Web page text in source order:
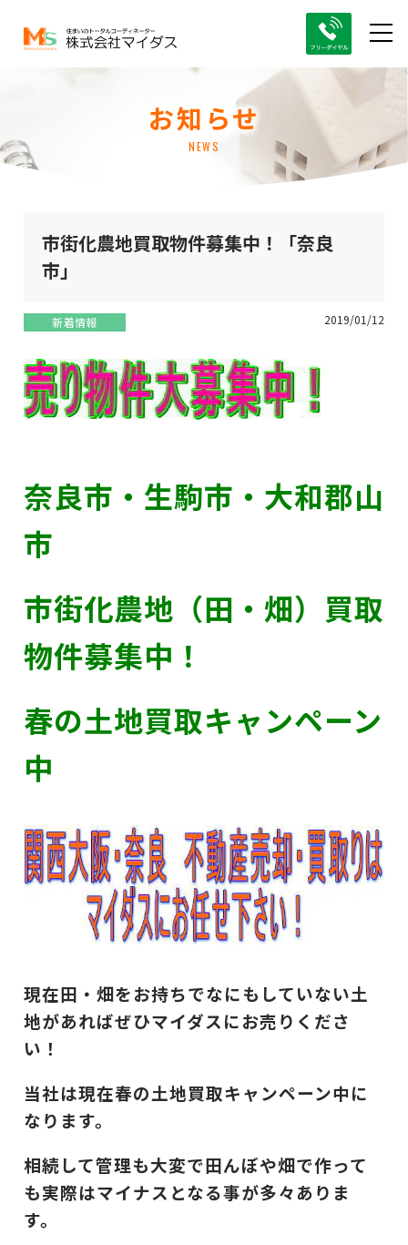
お知らせ
NEWS
市街化農地買取物件募集中！「奈良
市」
新着情報 2019/01/12
奈良市・生駒市・大和郡山
市
市街化農地（田・畑）買取
物件募集中！
春の土地買取キャンペーン
中
現在田・畑をお持ちでなにもしていない土
地があればぜひマイダスにお売りくださ
い！
当社は現在春の土地買取キャンペーン中に
なります。
相続して管理も大変で田んぼや畑で作って
も実際はマイナスとなる事が多々ありま
す。